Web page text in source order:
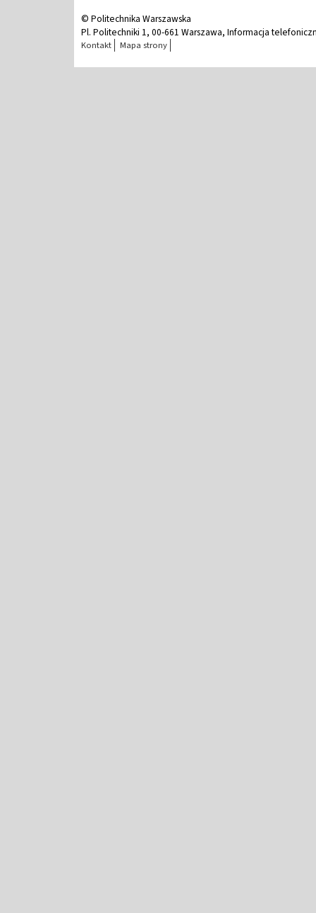
© Politechnika Warszawska
Pl. Politechniki 1, 00-661 Warszawa, Informacja
Kontakt Mapa strony